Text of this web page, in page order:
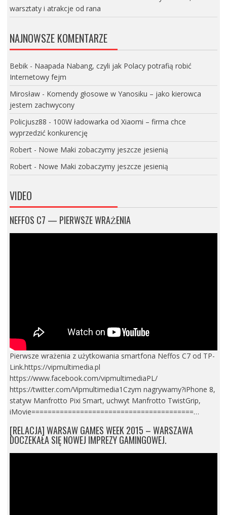
warsztaty i atrakcje od rana
NAJNOWSZE KOMENTARZE
Bebik- Naapada Nabang, czyli jak Polacy potrafią robić
Internetowy fejm
Mirosław- Komendy głosowe w Yanosiku – jako kierowca
jestem zachwycony
Policjusz88 - 100W ładowarka od Xiaomi – firma chce
wyprzedzić konkurencję
Robert- Nowe Maki zobaczymy jeszcze jesienią
Robert- Nowe Maki zobaczymy jeszcze jesienią
VIDEO
NEFFOS C7 — PIERWSZE WRAŻENIA
Pierwsze wrażenia z użytkowania smartfona Neffos C7 od TP-
Link.https://vipmultimedia.pl
https://www.facebook.com/vipmultimediaPL/
https://twitter.com/Vipmultimedia1Czym nagrywamy?iPhone 8,
statyw Manfrotto Pixi Smart, uchwyt Manfrotto TwistGrip,
iMovie========================================…
[RELACJA] WARSAW GAMES WEEK 2015 – WARSZAWA
DOCZEKAŁA SIĘ NOWEJ IMPREZY GAMINGOWEJ.